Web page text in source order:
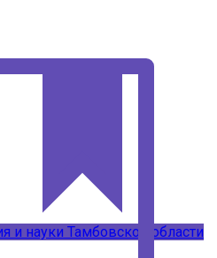
на наши каналы в
и науки Тамбовской области